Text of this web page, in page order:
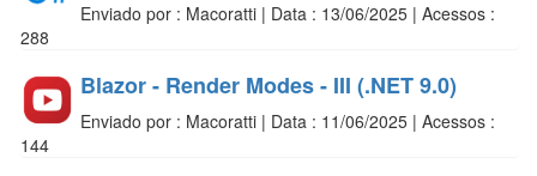
Enviado por : Macoratti | Data : 13/06/2025 | Acessos :
288
Blazor - Render Modes - III (.NET 9.0)
Enviado por : Macoratti | Data : 11/06/2025 | Acessos :
144